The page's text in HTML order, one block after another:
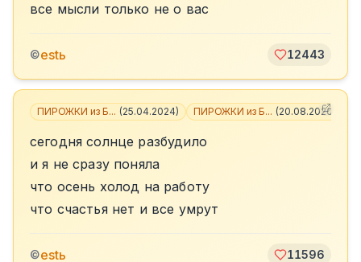
все мысли только не о вас
©estь 12443
ПИРОЖКИ из Б... (25.04.2024) ПИРОЖКИ из Б... (20.08.2020
сегодня солнце разбудило
и я не сразу поняла
что осень холод на работу
что счастья нет и все умрут
©estь 11596